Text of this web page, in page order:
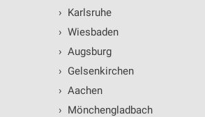
› Karlsruhe
› Wiesbaden
› Augsburg
› Gelsenkirchen
› Aachen
› Mönchengladbach